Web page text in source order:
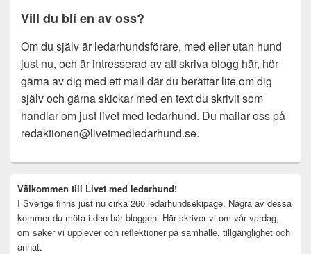
Vill du bli en av oss?
Om du själv är ledarhundsförare, med eller utan hund
just nu, och är intresserad av att skriva blogg här, hör
gärna av dig med ett mail där du berättar lite om dig
själv och gärna skickar med en text du skrivit som
handlar om just livet med ledarhund. Du mailar oss på
redaktionen@livetmedledarhund.se.
sidofältet
Widget
område
Välkommen till Livet med ledarhund!
I Sverige finns just nu cirka 260 ledarhundsekipage. Några av dessa
kommer du möta i den här bloggen. Här skriver vi om vår vardag,
om saker vi upplever och reflektioner på samhälle, tillgänglighet och
annat.